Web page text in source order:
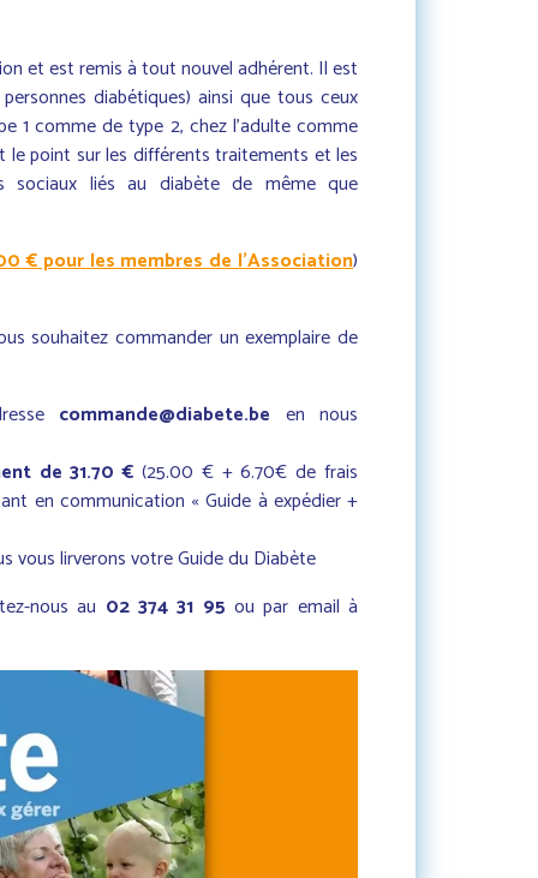
et est remis à tout nouvel adhérent. Il est
diabétiques) ainsi que tous ceux
1 comme de type 2, chez l’adulte comme
le point sur les différents traitements et les
sociaux liés au diabète de même que
€ pour les membres de l'Association)
souhaitez commander un exemplaire de
commande@diabete.be en nous
de 31.70 € (25.00 € + 6.70€ de frais
en communication « Guide à expédier +
vous lirverons votre Guide du Diabète
nous au 02 374 31 95 ou par email à